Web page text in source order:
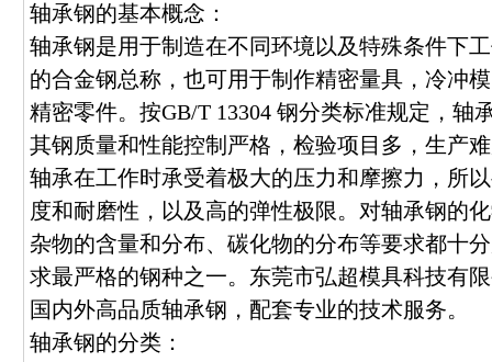
轴承钢的基本概念：
轴承钢是用于制造在不同环境以及特殊条件下
的合金钢总称，也可用于制作精密量具，冷冲
精密零件。按GB/T 13304 钢分类标准规定，轴
其钢质量和性能控制严格，检验项目多，生产
轴承在工作时承受着极大的压力和摩擦力，所
度和耐磨性，以及高的弹性极限。对轴承钢的
杂物的含量和分布、碳化物的分布等要求都十
求最严格的钢种之一。东莞市弘超模具科技有
国内外高品质轴承钢，配套专业的技术服务。
轴承钢的分类：